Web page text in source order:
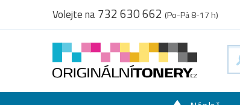
Volejte na732 630 662 (Po-Pá 8-17 h)